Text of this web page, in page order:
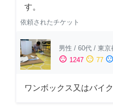
す。
依頼されたチケット
男性 / 60代 / 東京
sentiment_satisfied 1247 sentiment_neutral 77 sentiment_dissatisfied
ワンボックス又はバイ